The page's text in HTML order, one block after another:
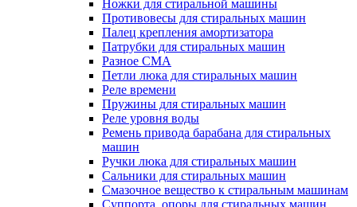
Ножки для стиральной машины
Противовесы для стиральных машин
Палец крепления амортизатора
Патрубки для стиральных машин
Разное СМА
Петли люка для стиральных машин
Реле времени
Пружины для стиральных машин
Реле уровня воды
Ремень привода барабана для стиральных
машин
Ручки люка для стиральных машин
Сальники для стиральных машин
Смазочное вещество к стиральным машинам
Суппорта, опоры для стиральных машин